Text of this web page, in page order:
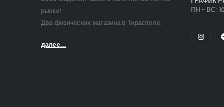
рынке!
Два физических магазина в Тирасполе.
далее...
ПН - ВС: